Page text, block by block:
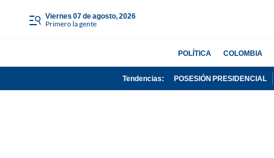
viernes 07 de agosto, 2026
Primero la gente
POLÍTICA COLOMBIA
Tendencias: POSESIÓN PRESIDENCIAL